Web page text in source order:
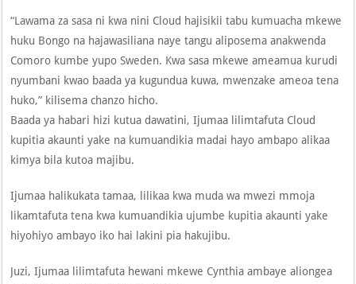
“Lawama za sasa ni kwa nini Cloud hajisikii tabu kumuacha mkewe
huku Bongo na hajawasiliana naye tangu aliposema anakwenda
Comoro kumbe yupo Sweden. Kwa sasa mkewe ameamua kurudi
nyumbani kwao baada ya kugundua kuwa, mwenzake ameoa tena
huko,” kilisema chanzo hicho.
Baada ya habari hizi kutua dawatini, Ijumaa lilimtafuta Cloud
kupitia akaunti yake na kumuandikia madai hayo ambapo alikaa
kimya bila kutoa majibu.
Ijumaa halikukata tamaa, lilikaa kwa muda wa mwezi mmoja
likamtafuta tena kwa kumuandikia ujumbe kupitia akaunti yake
hiyohiyo ambayo iko hai lakini pia hakujibu.
Juzi, Ijumaa lilimtafuta hewani mkewe Cynthia ambaye aliongea